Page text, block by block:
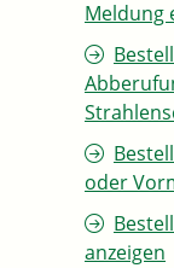
Meldung
oder
anzeigen